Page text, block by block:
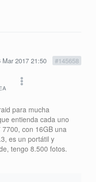
Mar 2017 21:50 #145658
para mucha
entienda cada uno
con 16GB una
es un portátil y
tengo 8.500 fotos.